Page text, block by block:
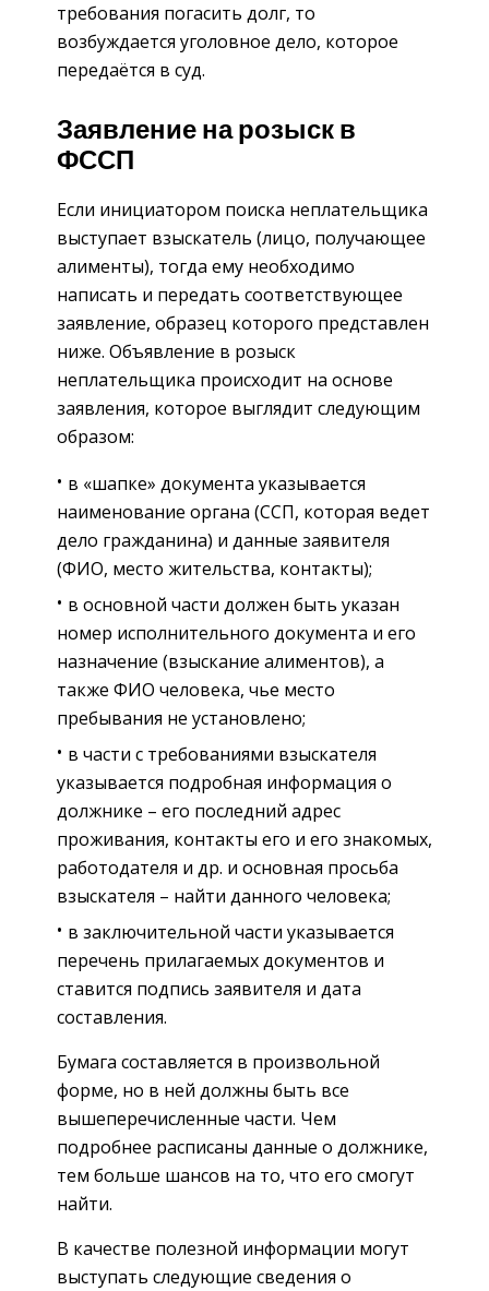
требования погасить долг, то
возбуждается уголовное дело, которое
передаётся в суд.
Заявление на розыск в
ФССП
Если инициатором поиска неплательщика
выступает взыскатель (лицо, получающее
алименты), тогда ему необходимо
написать и передать соответствующее
заявление, образец которого представлен
ниже. Объявление в розыск
неплательщика происходит на основе
заявления, которое выглядит следующим
образом:
в «шапке» документа указывается
наименование органа (ССП, которая ведет
дело гражданина) и данные заявителя
(ФИО, место жительства, контакты);
в основной части должен быть указан
номер исполнительного документа и его
назначение (взыскание алиментов), а
также ФИО человека, чье место
пребывания не установлено;
в части с требованиями взыскателя
указывается подробная информация о
должнике – его последний адрес
проживания, контакты его и его знакомых,
работодателя и др. и основная просьба
взыскателя – найти данного человека;
в заключительной части указывается
перечень прилагаемых документов и
ставится подпись заявителя и дата
составления.
Бумага составляется в произвольной
форме, но в ней должны быть все
вышеперечисленные части. Чем
подробнее расписаны данные о должнике,
тем больше шансов на то, что его смогут
найти.
В качестве полезной информации могут
выступать следующие сведения о